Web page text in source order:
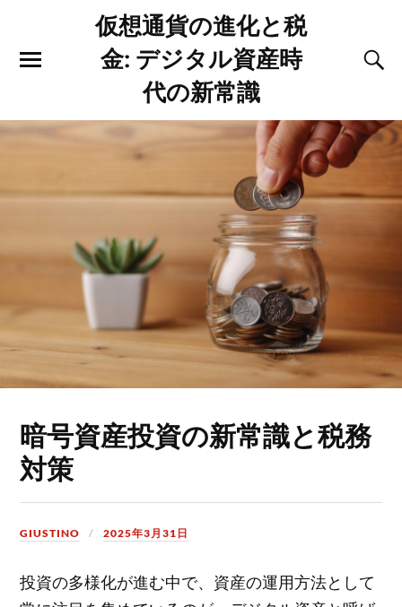
仮想通貨の進化と税
金: デジタル資産時
代の新常識
暗号資産投資の新常識と税務
対策
GIUSTINO 2025年3月31日
投資の多様化が進む中で、資産の運用方法として